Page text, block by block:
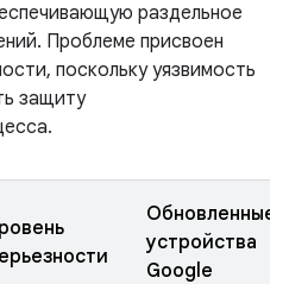
раздельное
Проблеме присвоен
поскольку уязвимость
защиту
Обновленные
устройства
Google